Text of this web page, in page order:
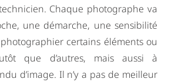
Chaque photographe va
une démarche, une sensibilité
certains éléments ou
que d’autres, mais aussi à
d’image. Il n’y a pas de meilleur